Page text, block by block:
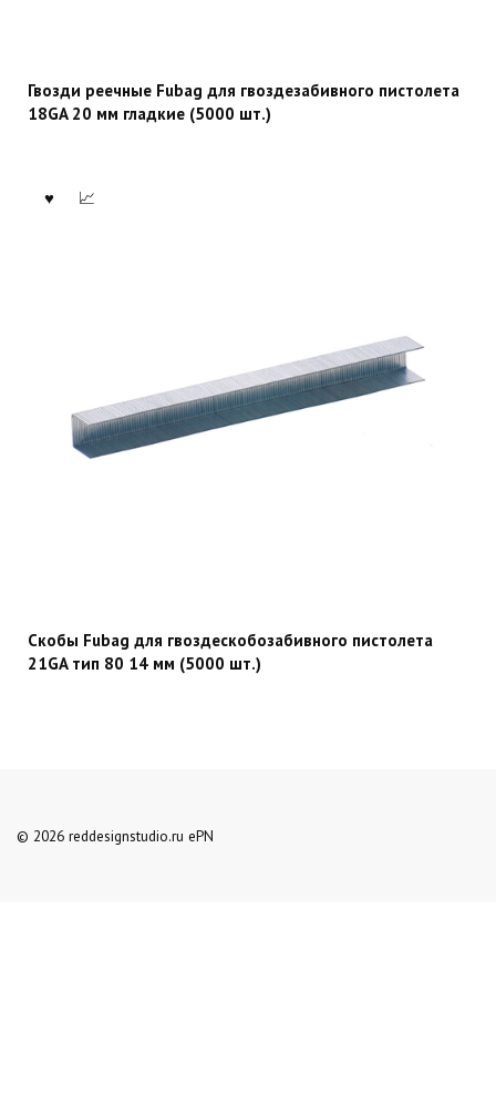
Гвозди реечные Fubag для гвоздезабивного пистолета
18GA 20 мм гладкие (5000 шт.)
Скобы Fubag для гвоздескобозабивного пистолета
21GA тип 80 14 мм (5000 шт.)
© 2026 reddesignstudio.ru ePN